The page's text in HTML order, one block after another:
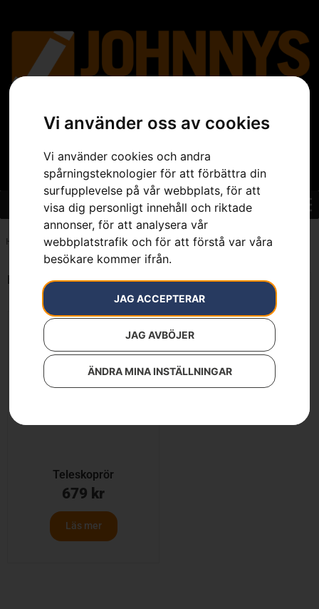
Vi använder oss av cookies
Vi använder cookies och andra
spårningsteknologier för att förbättra din
surfupplevelse på vår webbplats, för att
visa dig personligt innehåll och riktade
annonser, för att analysera vår
webbplatstrafik och för att förstå var våra
besökare kommer ifrån.
JAG ACCEPTERAR
JAG AVBÖJER
ÄNDRA MINA INSTÄLLNINGAR
Hem 7391883815625
Endast ett sökresultat
Teleskoprör
679 kr
Läs mer